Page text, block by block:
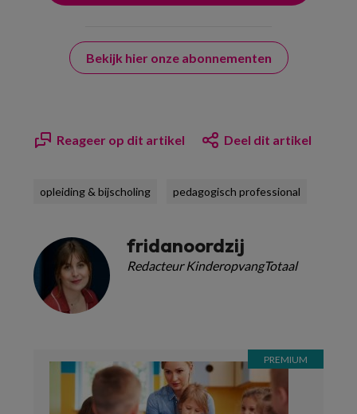
Bekijk hier onze abonnementen
Reageer op dit artikel Deel dit artikel
opleiding & bijscholing pedagogisch professional
fridanoordzij
Redacteur KinderopvangTotaal